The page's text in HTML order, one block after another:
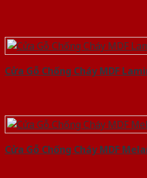
Cửa Gỗ Chống Cháy MDF
Cửa Gỗ Chống Cháy MDF